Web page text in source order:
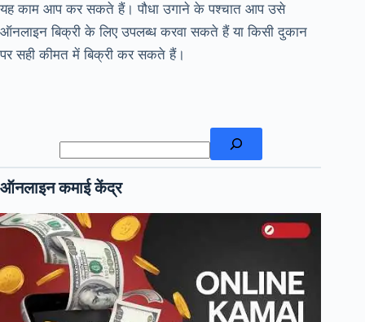
यह काम आप कर सकते हैं। पौधा उगाने के पश्चात आप उसे
ऑनलाइन बिक्री के लिए उपलब्ध करवा सकते हैं या किसी दुकान
पर सही कीमत में बिक्री कर सकते हैं।
ऑनलाइन कमाई केंद्र